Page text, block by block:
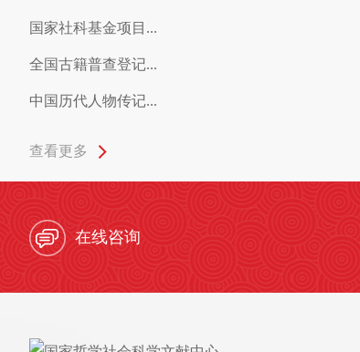
国家社科基金项目...
全国古籍普查登记...
中国历代人物传记...
查看更多
在线咨询